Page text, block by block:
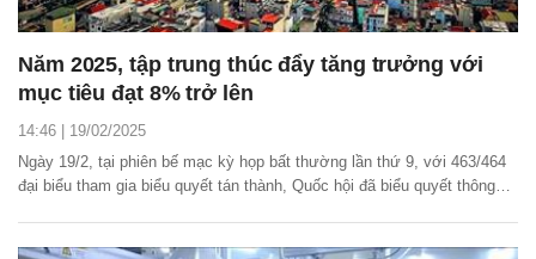
Năm 2025, tập trung thúc đẩy tăng trưởng với
mục tiêu đạt 8% trở lên
14:46 | 19/02/2025
Ngày 19/2, tại phiên bế mạc kỳ họp bất thường lần thứ 9, với 463/464
đại biểu tham gia biểu quyết tán thành, Quốc hội đã biểu quyết thông